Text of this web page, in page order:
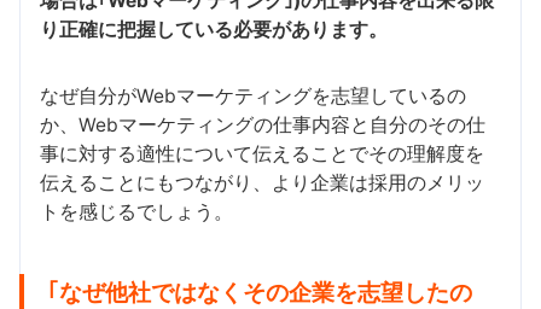
り正確に把握している必要があります。
なぜ自分がWebマーケティングを志望しているの
か、Webマーケティングの仕事内容と自分のその仕
事に対する適性について伝えることでその理解度を
伝えることにもつながり、より企業は採用のメリッ
トを感じるでしょう。
｢なぜ他社ではなくその企業を志望したの